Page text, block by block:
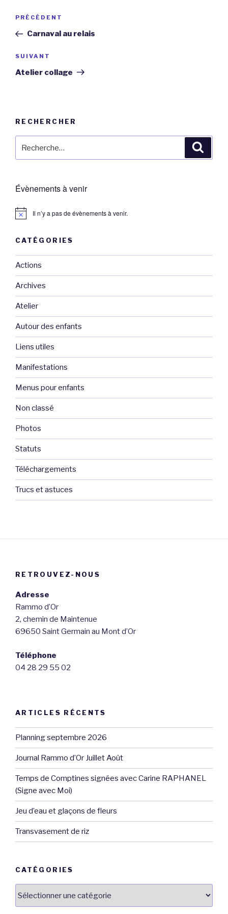
Navigation
l’article
Article
précédent
PRÉCÉDENT
Carnaval au relais
Article
suivant
SUIVANT
Atelier collage
RECHERCHER
pour
Évènements à venir
Il n’y a pas de évènements à venir.
CATÉGORIES
Actions
Archives
Atelier
Autour des enfants
Liens utiles
Manifestations
Menus pour enfants
Non classé
Photos
Statuts
Téléchargements
Trucs et astuces
RETROUVEZ-NOUS
Adresse
Rammo d’Or
2, chemin de Maintenue
69650 Saint Germain au Mont d’Or
Téléphone
04 28 29 55 02
ARTICLES RÉCENTS
Planning septembre 2026
Journal Rammo d’Or Juillet Août
Temps de Comptines signées avec Carine RAPHANEL
(Signe avec Moi)
Jeu d’eau et glaçons de fleurs
Transvasement de riz
CATÉGORIES